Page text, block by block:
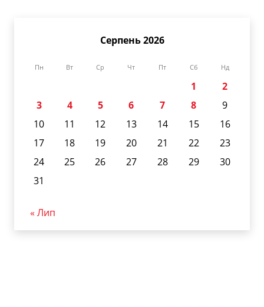
Серпень 2026
Пн Вт Ср Чт Пт Сб Нд
1
2
3
4 5 6 7 8
9
10
11 12 13 14 15
16
17
18 19 20 21 22
23
24
25 26 27 28 29
30
31
« Лип